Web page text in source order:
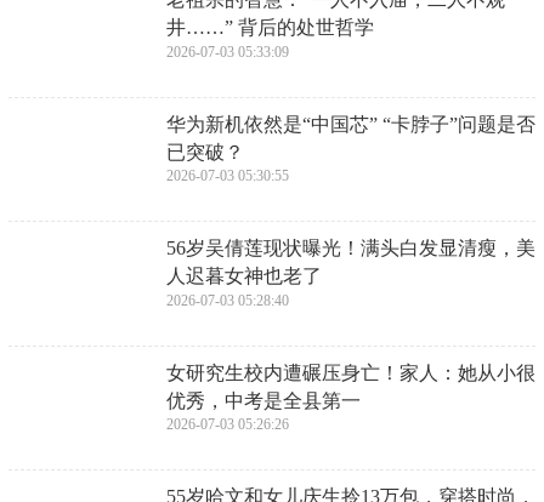
2026-07-05 08:22:17
​《漠河舞厅》这首歌为什么会火，杀人又放
火又是什么意思？
2026-07-05 08:17:49
​【限时1天】教你提前布局，轻松拿海盗旗
帜玩具+海盗幻化套装！
2026-07-05 08:15:35
​郑州一自称社区干部阻止市民正常拍摄，居
民遭连环怼，官威相当足
2026-07-03 05:37:38